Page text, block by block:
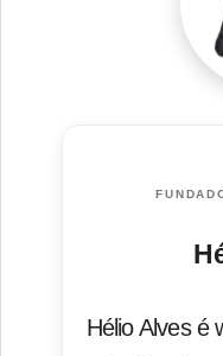
Hélio Alves é